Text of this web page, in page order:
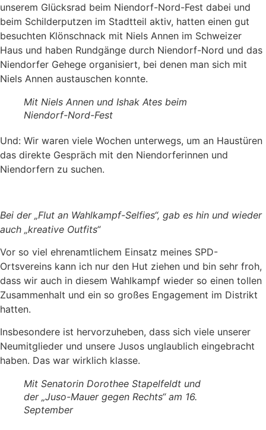
unserem Glücksrad beim Niendorf-Nord-Fest dabei und
beim Schilderputzen im Stadtteil aktiv, hatten einen gut
besuchten Klönschnack mit Niels Annen im Schweizer
Haus und haben Rundgänge durch Niendorf-Nord und das
Niendorfer Gehege organisiert, bei denen man sich mit
Niels Annen austauschen konnte.
Mit Niels Annen und Ishak Ates beim
Niendorf-Nord-Fest
Und: Wir waren viele Wochen unterwegs, um an Haustüren
das direkte Gespräch mit den Niendorferinnen und
Niendorfern zu suchen.
Bei der „Flut an Wahlkampf-Selfies“, gab es hin und wieder
auch „kreative Outfits“
Vor so viel ehrenamtlichem Einsatz meines SPD-
Ortsvereins kann ich nur den Hut ziehen und bin sehr froh,
dass wir auch in diesem Wahlkampf wieder so einen tollen
Zusammenhalt und ein so großes Engagement im Distrikt
hatten.
Insbesondere ist hervorzuheben, dass sich viele unserer
Neumitglieder und unsere Jusos unglaublich eingebracht
haben. Das war wirklich klasse.
Mit Senatorin Dorothee Stapelfeldt und
der „Juso-Mauer gegen Rechts“ am 16.
September